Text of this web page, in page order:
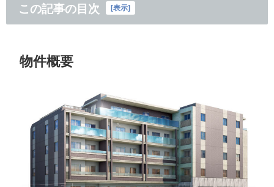
この記事の目次 表示
物件概要